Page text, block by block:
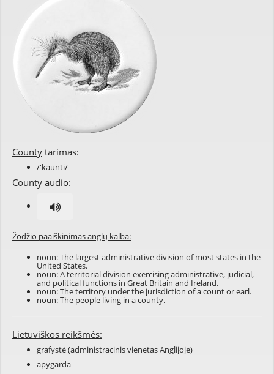
County tarimas:
/'kaunti/
County audio:
Žodžio paaiškinimas anglų kalba:
noun: The largest administrative division of most states in the
United States.
noun: A territorial division exercising administrative, judicial,
and political functions in Great Britain and Ireland.
noun: The territory under the jurisdiction of a count or earl.
noun: The people living in a county.
Lietuviškos reikšmės:
grafystė (administracinis vienetas Anglijoje)
apygarda